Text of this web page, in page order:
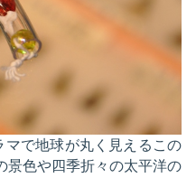
で地球が丸く見えるこの
景色や四季折々の太平洋の